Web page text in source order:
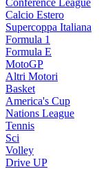
Calcio Estero
Supercoppa Italiana
Formula 1
Formula E
MotoGP
Altri Motori
Basket
America's Cup
Nations League
Tennis
Sci
Volley
Drive UP